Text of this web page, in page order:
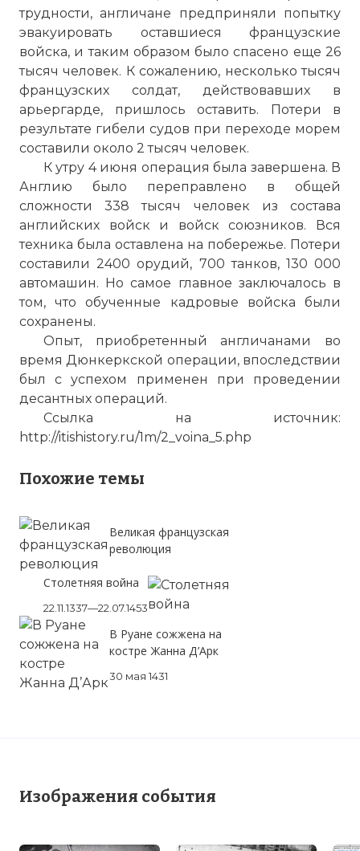
трудности, англичане предприняли попытку
эвакуировать оставшиеся французские
войска, и таким образом было спасено еще 26
тысяч человек. К сожалению, несколько тысяч
французских солдат, действовавших в
арьергарде, пришлось оставить. Потери в
результате гибели судов при переходе морем
составили около 2 тысяч человек.
К утру 4 июня операция была завершена. В
Англию было переправлено в общей
сложности 338 тысяч человек из состава
английских войск и войск союзников. Вся
техника была оставлена на побережье. Потери
составили 2400 орудий, 700 танков, 130 000
автомашин. Но самое главное заключалось в
том, что обученные кадровые войска были
сохранены.
Опыт, приобретенный англичанами во
время Дюнкеркской операции, впоследствии
был с успехом применен при проведении
десантных операций.
Ссылка на источник:
http://itishistory.ru/1m/2_voina_5.php
Похожие темы
Великая французская
революция
Столетняя война
22.11.1337—22.07.1453
В Руане сожжена на
костре Жанна Д’Арк
30 мая 1431
Изображения события
☓
Последствия Дюнкерской операции
Фото статьи: